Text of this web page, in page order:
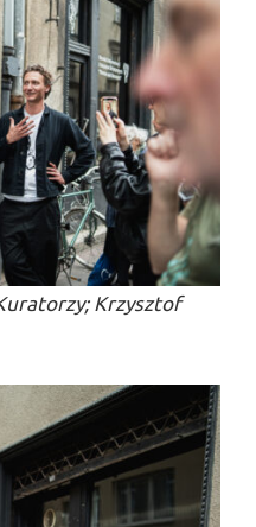
Krzysztof